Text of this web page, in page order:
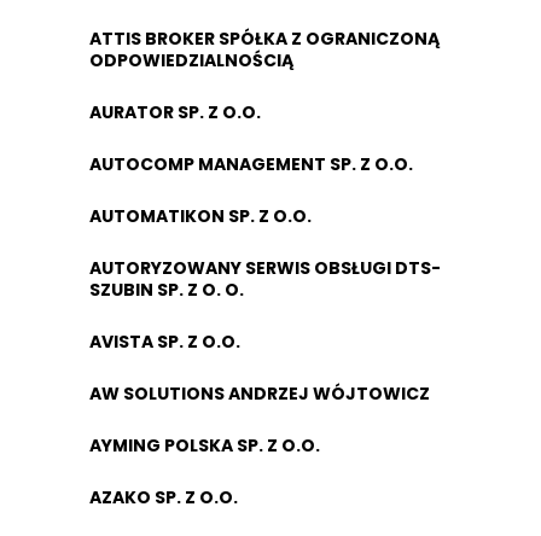
ATTIS BROKER SPÓŁKA Z OGRANICZONĄ
ODPOWIEDZIALNOŚCIĄ
AURATOR SP. Z O.O.
AUTOCOMP MANAGEMENT SP. Z O.O.
AUTOMATIKON SP. Z O.O.
AUTORYZOWANY SERWIS OBSŁUGI DTS-
SZUBIN SP. Z O. O.
AVISTA SP. Z O.O.
AW SOLUTIONS ANDRZEJ WÓJTOWICZ
AYMING POLSKA SP. Z O.O.
AZAKO SP. Z O.O.